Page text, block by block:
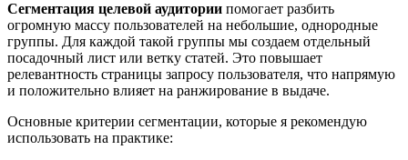
Сегментация целевой аудитории помогает разбить
огромную массу пользователей на небольшие, однородные
группы. Для каждой такой группы мы создаем отдельный
посадочный лист или ветку статей. Это повышает
релевантность страницы запросу пользователя, что напрямую
и положительно влияет на ранжирование в выдаче.
Основные критерии сегментации, которые я рекомендую
использовать на практике: